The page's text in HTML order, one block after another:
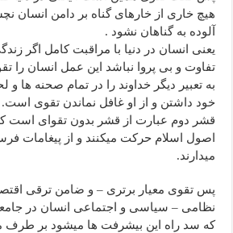
هیچ خاری از خارهای گناه بر دامن انسان
آلوده به گناهان نشود .
یعنی انسان در دنیا با مراقبت کامل اگر
تفاوت و بی پروا نباشد این عمل انسان را
به تعبیر دیگر خداوند را در تمام صحنه ها و
خود داشتن و از او غافل نماندن تقوی است.
قشر دوم عبارت از قشر بدون تقوای است
اصول اسلام حرکت میکنند و از پیغامات
میدارند.
پس تقوی معیار برتری – و ضامن ترقی
نظامی – سیاسی و اجتماعی انسان در جامعه
که سد راه این بیشرفت ها میشود بر طرف